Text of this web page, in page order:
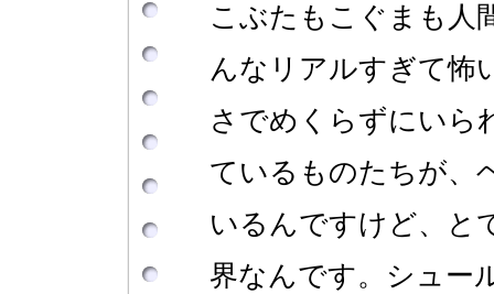
こぶたもこぐまも人
んなリアルすぎて怖
さでめくらずにいら
ているものたちが、
いるんですけど、と
界なんです。シュー